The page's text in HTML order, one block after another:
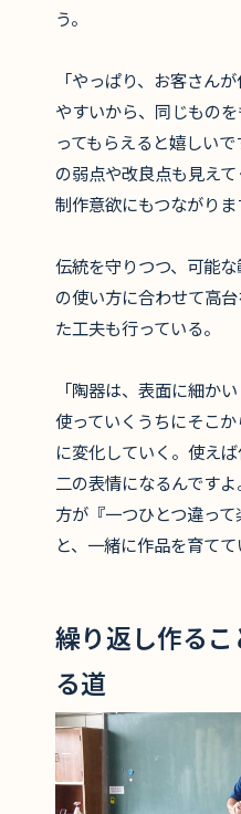
う。
「やっぱり、お客さん
やすいから、同じもの
ってもらえると嬉しい
の弱点や改良点も見え
制作意欲にもつながりま
伝統を守りつつ、可能
の使い方に合わせて高
た工夫も行っている。
「陶器は、表面に細か
使っていくうちにそこ
に変化していく。使え
二の表情になるんです
方が『一つひとつ違っ
と、一緒に作品を育て
繰り返し作る
る道